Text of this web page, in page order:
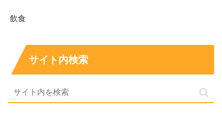
個人的にはそういう気になったことがないので、DVをす
きっと神様は暴力が起こらないように、人間に”口”という
飲食
サイト内検索